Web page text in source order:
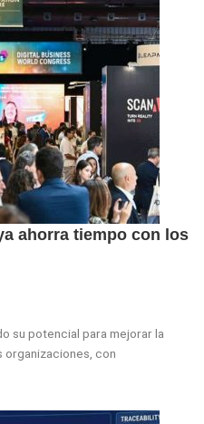
ahorra tiempo con los
su potencial para mejorar la
con